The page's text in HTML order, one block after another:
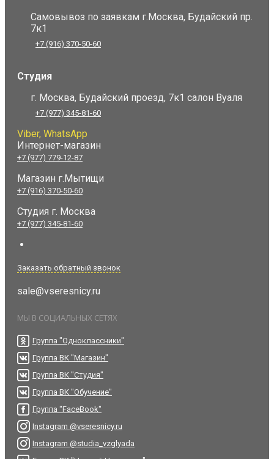
Самовывоз по заявкам г.Москва, Будайский пр.
7к1
+7 (916) 370-50-60
Студия
г. Москва, Будайский проезд, 7к1 салон Вуаля
+7 (977) 345-81-60
Viber, WhatsApp
Интернет-магазин
+7 (977) 779-12-87
Магазин г.Мытищи
+7 (916) 370-50-60
Студия г. Москва
+7 (977) 345-81-60
Заказать обратный звонок
sale@vseresnicy.ru
МЫ В СОЦИАЛЬНЫХ СЕТЯХ
Группа "Одноклассники"
Группа ВК "Магазин"
Группа ВК "Студия"
Группа ВК "Обучение"
Группа "FaceBook"
Instagram @vseresnicy.ru
Instagram @studia_vzglyada